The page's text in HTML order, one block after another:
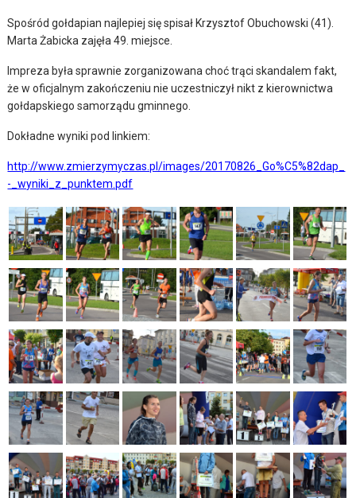
Spośród gołdapian najlepiej się spisał Krzysztof Obuchowski (41).
Marta Żabicka zajęła 49. miejsce.
Impreza była sprawnie zorganizowana choć trąci skandalem fakt,
że w oficjalnym zakończeniu nie uczestniczył nikt z kierownictwa
gołdapskiego samorządu gminnego.
Dokładne wyniki pod linkiem:
http://www.zmierzymyczas.pl/images/20170826_Go%C5%82dap_
-_wyniki_z_punktem.pdf